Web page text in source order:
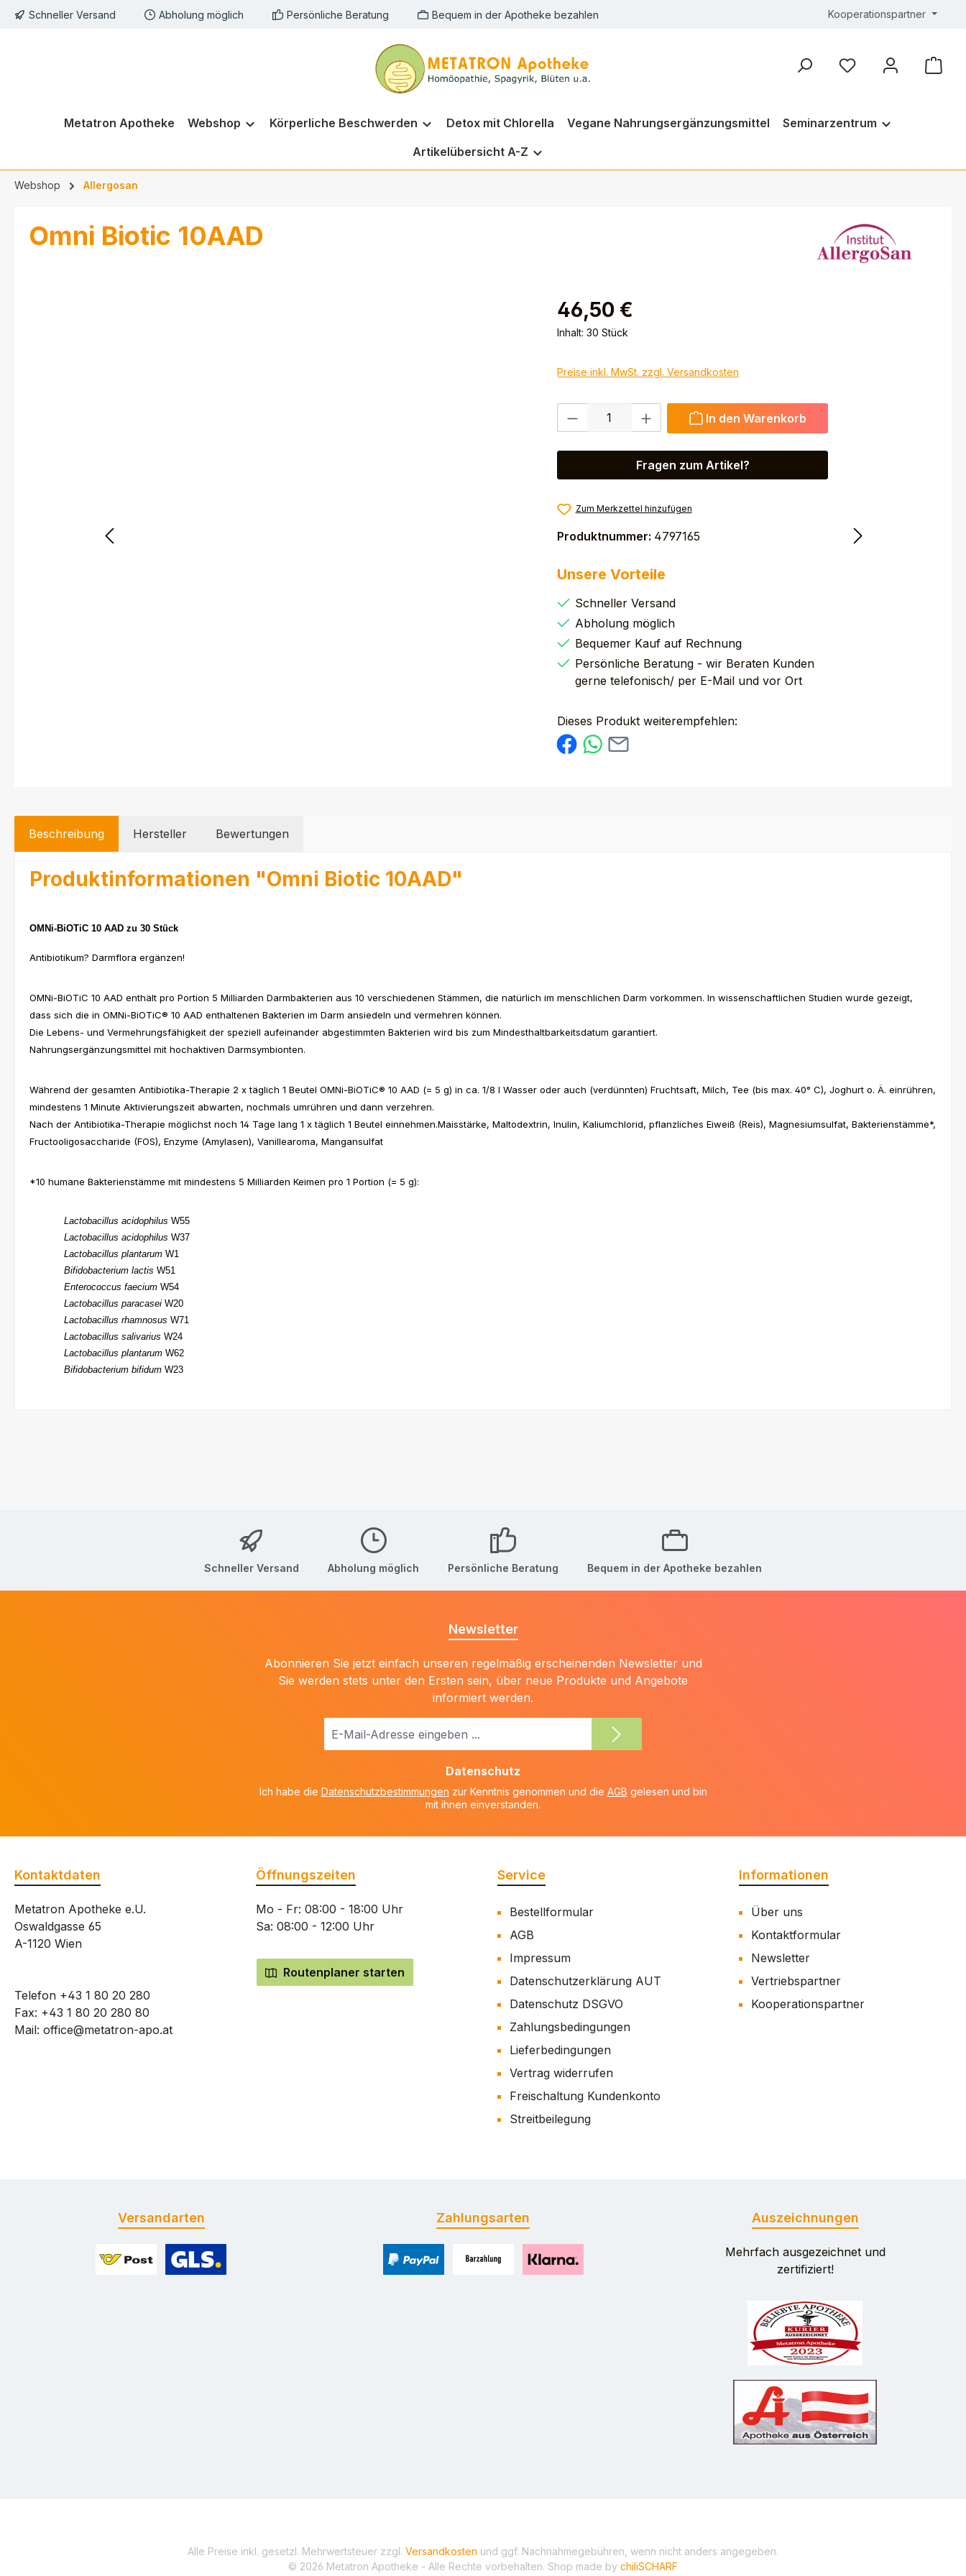
Zur Hauptnavigation springen
Schneller Versand Abholung möglich Persönliche Beratung Bequem in der Apotheke bezahlen Kooperationspartner
Metatron Apotheke Webshop Körperliche Beschwerden Detox mit Chlorella Vegane Nahrungsergänzungsmittel
Seminarzentrum
Artikelübersicht A-Z
Webshop Allergosan
Omni Biotic 10AAD
46,50 €
Inhalt:30 Stück
Preise inkl. MwSt. zzgl. Versandkosten
Produkt Anzahl: Gib den gewünschten Wert ein oder benutze die
In den Warenkorb
Fragen zum Artikel?
Zum Merkzettel hinzufügen
Produktnummer: 4797165
Unsere Vorteile
Schneller Versand
Abholung möglich
Bequemer Kauf auf Rechnung
Persönliche Beratung - wir Beraten Kunden
gerne telefonisch/ per E-Mail und vor Ort
Dieses Produkt weiterempfehlen:
Beschreibung Hersteller Bewertungen
Produktinformationen "Omni Biotic 10AAD"
OMNi-BiOTiC 10 AAD zu 30 Stück
Antibiotikum? Darmflora ergänzen!
OMNi-BiOTiC 10 AAD enthält pro Portion 5 Milliarden Darmbakterien aus 10 verschiedenen Stämmen, die natürlich im menschlichen Darm vorkommen. In wissenschaftlichen Studien wurde gezeigt,
dass sich die in OMNi-BiOTiC® 10 AAD enthaltenen Bakterien im Darm ansiedeln und vermehren können.
Die Lebens- und Vermehrungsfähigkeit der speziell aufeinander abgestimmten Bakterien wird bis zum Mindesthaltbarkeitsdatum garantiert.
Nahrungsergänzungsmittel mit hochaktiven Darmsymbionten.
Während der gesamten Antibiotika-Therapie 2 x täglich 1 Beutel OMNi-BiOTiC® 10 AAD (= 5 g) in ca. 1/8 l Wasser oder auch (verdünnten) Fruchtsaft, Milch, Tee (bis max. 40° C), Joghurt o. Ä. einrühren,
mindestens 1 Minute Aktivierungszeit abwarten, nochmals umrühren und dann verzehren.
Nach der Antibiotika-Therapie möglichst noch 14 Tage lang 1 x täglich 1 Beutel einnehmen.Maisstärke, Maltodextrin, Inulin, Kaliumchlorid, pflanzliches Eiweiß (Reis), Magnesiumsulfat, Bakterienstämme*,
Fructooligosaccharide (FOS), Enzyme (Amylasen), Vanillearoma, Mangansulfat
*10 humane Bakterienstämme mit mindestens 5 Milliarden Keimen pro 1 Portion (= 5 g):
Lactobacillus acidophilus W55
Lactobacillus acidophilus W37
Lactobacillus plantarum W1
Bifidobacterium lactis W51
Enterococcus faecium W54
Lactobacillus paracasei W20
Lactobacillus rhamnosus W71
Lactobacillus salivarius W24
Lactobacillus plantarum W62
Bifidobacterium bifidum W23
Schneller Versand Abholung möglich Persönliche Beratung Bequem in der Apotheke bezahlen
Newsletter
Abonnieren Sie jetzt einfach unseren regelmäßig erscheinenden Newsletter und
Sie werden stets unter den Ersten sein, über neue Produkte und Angebote
informiert werden.
E-
Datenschutz
Ich habe die Datenschutzbestimmungen zur Kenntnis genommen und die AGB gelesen und bin
mit ihnen einverstanden.
Kontaktdaten
Metatron Apotheke e.U.
Oswaldgasse 65
A-1120 Wien
Telefon +43 1 80 20 280
Fax: +43 1 80 20 280 80
Mail: office@metatron-apo.at
Öffnungszeiten
Mo - Fr: 08:00 - 18:00 Uhr
Sa: 08:00 - 12:00 Uhr
Routenplaner starten
Service
Bestellformular
AGB
Impressum
Datenschutzerklärung AUT
Datenschutz DSGVO
Zahlungsbedingungen
Lieferbedingungen
Vertrag widerrufen
Freischaltung Kundenkonto
Streitbeilegung
Informationen
Über uns
Kontaktformular
Newsletter
Vertriebspartner
Kooperationspartner
Versandarten Zahlungsarten Auszeichnungen
Mehrfach ausgezeichnet und
zertifiziert!
Alle Preise inkl. gesetzl. Mehrwertsteuer zzgl. Versandkosten und ggf. Nachnahmegebühren, wenn nicht anders angegeben.
© 2026 Metatron Apotheke - Alle Rechte vorbehalten. Shop made by chiliSCHARF